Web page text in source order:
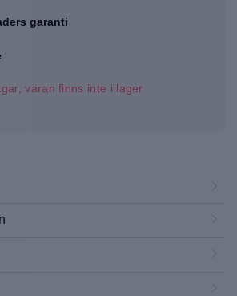
garanti
varan finns inte i lager